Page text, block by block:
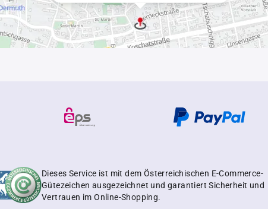
Dieses Service ist mit dem Österreichischen E-Commerce-
Gütezeichen ausgezeichnet und garantiert Sicherheit und
Vertrauen im Online-Shopping.